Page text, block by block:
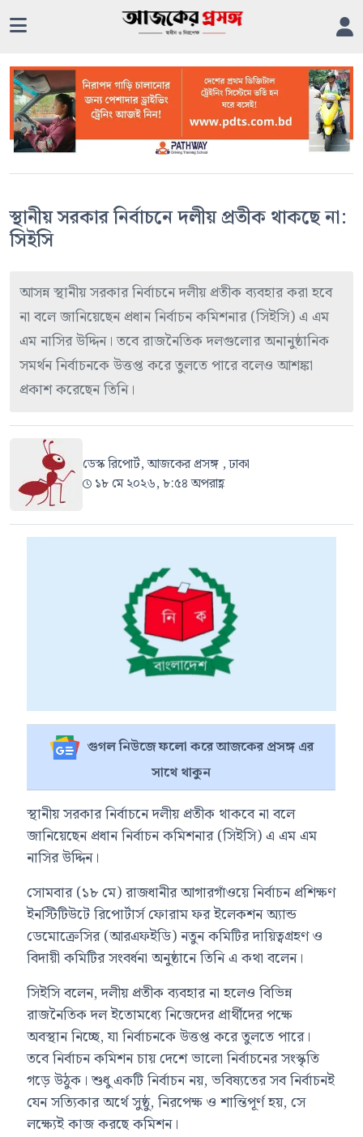
স্থানীয় সরকার নির্বাচনে দলীয় প্রতীক থাকছে না:
সিইসি
আসন্ন স্থানীয় সরকার নির্বাচনে দলীয় প্রতীক ব্যবহার করা হবে
না বলে জানিয়েছেন প্রধান নির্বাচন কমিশনার (সিইসি) এ এম
এম নাসির উদ্দিন। তবে রাজনৈতিক দলগুলোর অনানুষ্ঠানিক
সমর্থন নির্বাচনকে উত্তপ্ত করে তুলতে পারে বলেও আশঙ্কা
প্রকাশ করেছেন তিনি।
ডেস্ক রিপোর্ট, আজকের প্রসঙ্গ , ঢাকা
১৮ মে ২০২৬, ৮:৫৪ অপরাহ্ণ
গুগল নিউজে ফলো করে আজকের প্রসঙ্গ এর
সাথে থাকুন
স্থানীয় সরকার নির্বাচনে দলীয় প্রতীক থাকবে না বলে
জানিয়েছেন প্রধান নির্বাচন কমিশনার (সিইসি)এ এম এম
নাসির উদ্দিন।
সোমবার (১৮ মে) রাজধানীর আগারগাঁওয়ে নির্বাচন প্রশিক্ষণ
ইনস্টিটিউটে রিপোর্টার্স ফোরাম ফর ইলেকশন অ্যান্ড
ডেমোক্রেসির (আরএফইডি) নতুন কমিটির দায়িত্বগ্রহণ ও
বিদায়ী কমিটির সংবর্ধনা অনুষ্ঠানে তিনি এ কথা বলেন।
সিইসি বলেন, দলীয় প্রতীক ব্যবহার না হলেও বিভিন্ন
রাজনৈতিক দল ইতোমধ্যে নিজেদের প্রার্থীদের পক্ষে
অবস্থান নিচ্ছে, যা নির্বাচনকে উত্তপ্ত করে তুলতে পারে।
তবে নির্বাচন কমিশন চায় দেশে ভালো নির্বাচনের সংস্কৃতি
গড়ে উঠুক। শুধু একটি নির্বাচন নয়, ভবিষ্যতের সব নির্বাচনই
যেন সত্যিকার অর্থে সুষ্ঠু, নিরপেক্ষ ও শান্তিপূর্ণ হয়, সে
লক্ষ্যেই কাজ করছে কমিশন।